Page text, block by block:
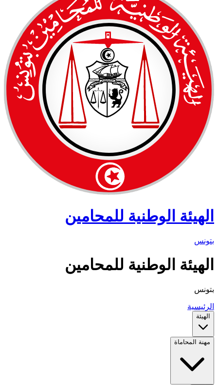
الهيئة الوطنية للمحامين
بتونس
الهيئة الوطنية للمحامين
بتونس
الرئيسية
الهيئة
مهنة المحاماة